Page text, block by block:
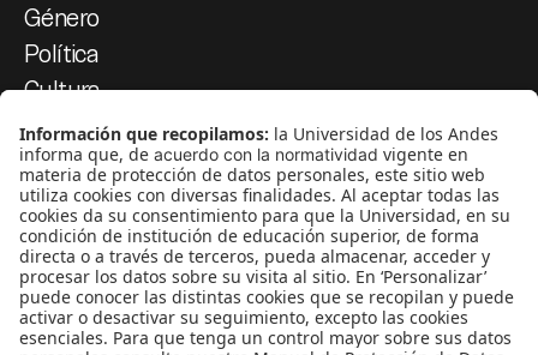
Género
Política
Cultura
Medio ambiente
Medios y periodismo
Ciudad
Movilización social
¿Quiénes somos?